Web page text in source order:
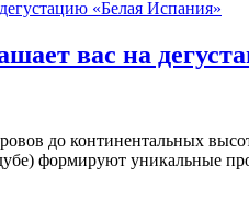
вас на
до континентальных
формируют уникальные